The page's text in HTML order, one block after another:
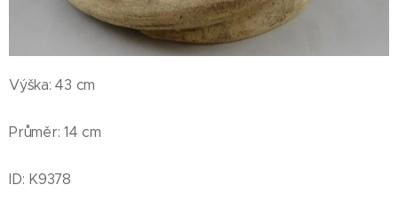
Výška: 43 cm
Průměr: 14 cm
ID: K9378